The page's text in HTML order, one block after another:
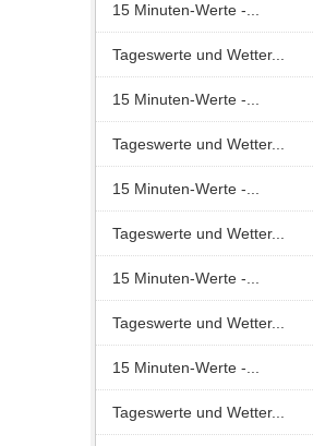
15 Minuten-Werte -...
Tageswerte und Wetter...
15 Minuten-Werte -...
Tageswerte und Wetter...
15 Minuten-Werte -...
Tageswerte und Wetter...
15 Minuten-Werte -...
Tageswerte und Wetter...
15 Minuten-Werte -...
Tageswerte und Wetter...